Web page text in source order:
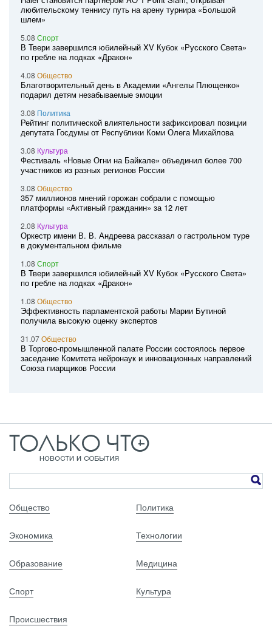
любительскому теннису путь на арену турнира «Большой
шлем»
5.08 Спорт
В Твери завершился юбилейный XV Кубок «Русского Света»
по гребле на лодках «Дракон»
4.08 Общество
Благотворительный день в Академии «Ангелы Плющенко»
подарил детям незабываемые эмоции
3.08 Политика
Рейтинг политической влиятельности зафиксировал позиции
депутата Госдумы от Республики Коми Олега Михайлова
3.08 Культура
Фестиваль «Новые Огни на Байкале» объединил более 700
участников из разных регионов России
3.08 Общество
357 миллионов мнений горожан собрали с помощью
платформы «Активный гражданин» за 12 лет
2.08 Культура
Оркестр имени В. В. Андреева рассказал о гастрольном туре
в документальном фильме
1.08 Спорт
В Твери завершился юбилейный XV Кубок «Русского Света»
по гребле на лодках «Дракон»
1.08 Общество
Эффективность парламентской работы Марии Бутиной
получила высокую оценку экспертов
31.07Общество
В Торгово-промышленной палате России состоялось первое
заседание Комитета нейронаук и инновационных направлений
Союза пиарщиков России
Общество Политика
Экономика Технологии
Образование Медицина
Спорт Культура
Происшествия